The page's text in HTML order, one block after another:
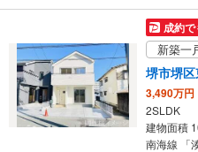
成約
新築一
堺市堺
3,490万円
2SLDK
建物面積
南海線 「